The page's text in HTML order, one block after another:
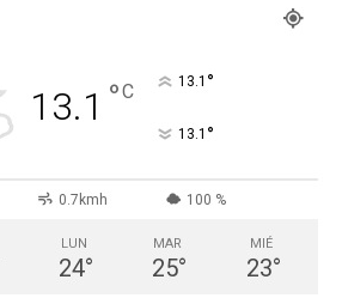
13.1 °C 13.1 °
13.1 °
0.7kmh 100 %
LUN
24°
MAR
25°
MIÉ
23°